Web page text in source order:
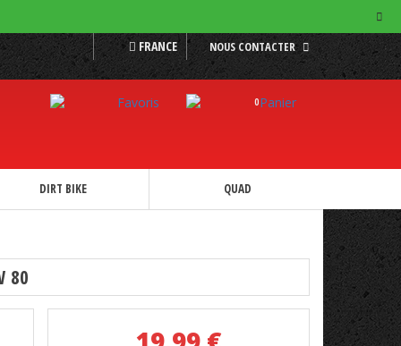
NOUS CONTACTER
FRANCE
0
DIRT BIKE QUAD
80